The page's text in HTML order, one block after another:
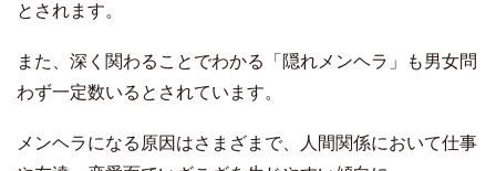
とされます。
また、深く関わることでわかる「隠れメンヘラ」も男女問
わず一定数いるとされています。
メンヘラになる原因はさまざまで、人間関係において仕事